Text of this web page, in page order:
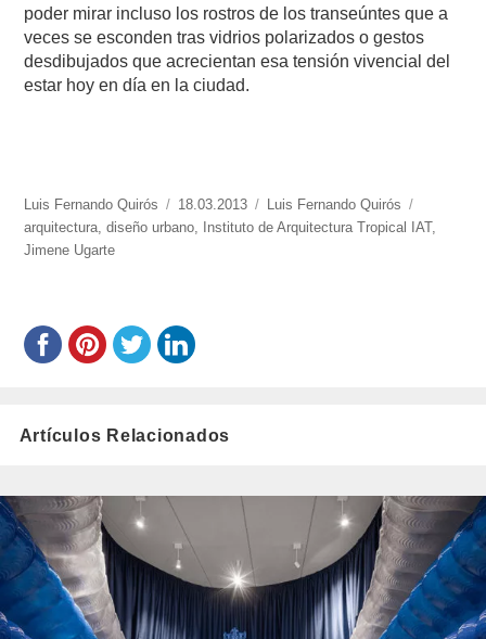
poder mirar incluso los rostros de los transeúntes que a
veces se esconden tras vidrios polarizados o gestos
desdibujados que acrecientan esa tensión vivencial del
estar hoy en día en la ciudad.
https://www.experimenta.es/author/luis-
fernando-
quiros/
Luis Fernando Quirós
Publicado
el
18.03.2013 Categorías
Luis Fernando Quirós
arquitectura,diseño urbano, Instituto de Arquitectura Tropical IAT,
Jimene Ugarte
Artículos Relacionados